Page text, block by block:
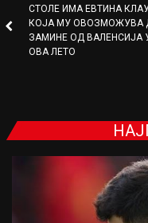
СТОЛЕ ИМА ЕВТИНА
КОЈА МУ ОВОЗМОЖУВА
ЗАМИНЕ ОД ВАЛЕНСИЈА
ОВА ЛЕТО